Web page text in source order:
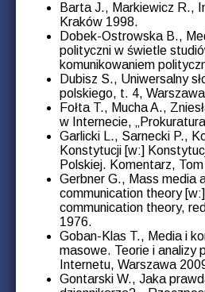
Barta J., Markiewicz R.,
Kraków 1998.
Dobek-Ostrowska B.,
polityczni w świetle
komunikowaniem
Dubisz S., Uniwersalny
polskiego, t. 4,
Fołta T., Mucha A.,
w Internecie,
Garlicki L., Sarnecki P.,
Konstytucji [w:]
Polskiej. Komentarz,
Gerbner G., Mass media
communication theory
communication theory,
1976.
Goban-Klas T., Media i
masowe. Teorie i analizy
Internetu, Warszawa
Gontarski W., Jaka